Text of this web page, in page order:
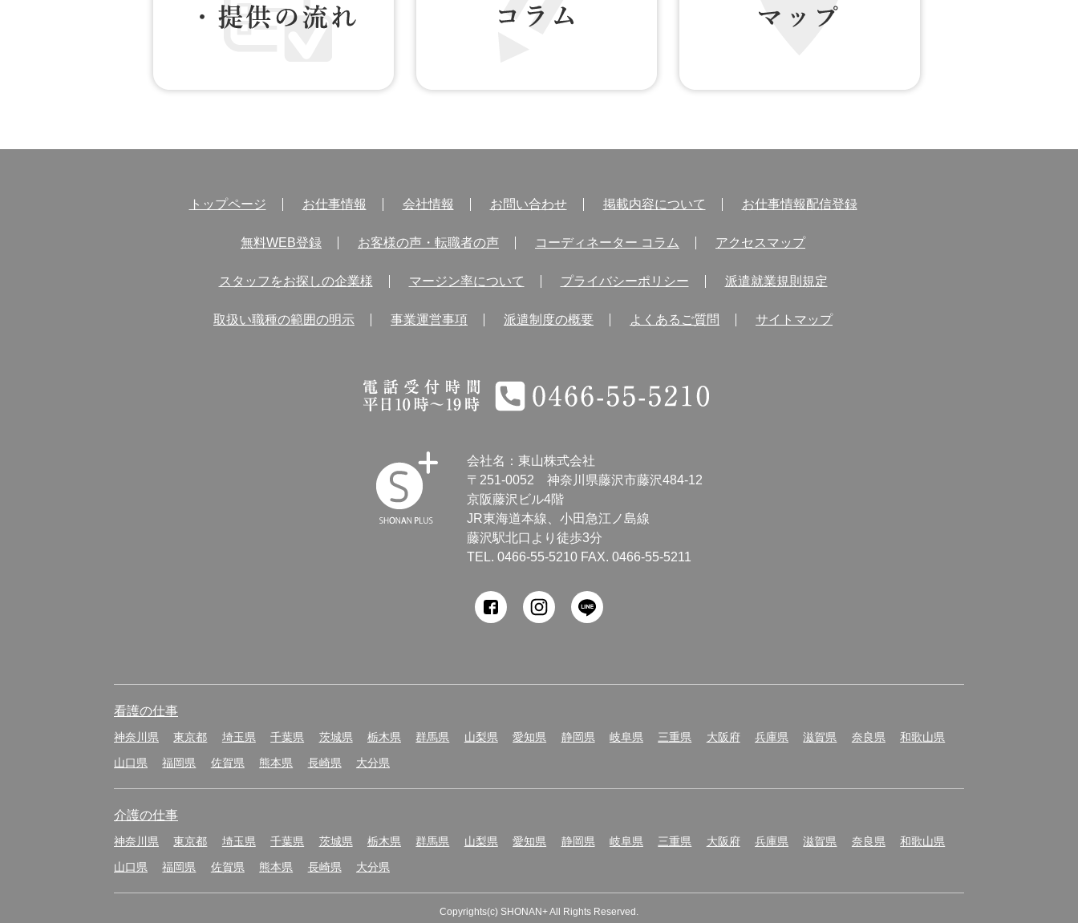
トップページ お仕事情報 会社情報 お問い合わせ 掲載内容について お仕事情報配信登録
無料WEB登録 お客様の声・転職者の声 コーディネーター コラム アクセスマップ
スタッフをお探しの企業様 マージン率について プライバシーポリシー 派遣就業規則規定
取扱い職種の範囲の明示 事業運営事項 派遣制度の概要 よくあるご質問 サイトマップ
会社名：東山株式会社
〒251-0052 神奈川県藤沢市藤沢484-12
京阪藤沢ビル4階
JR東海道本線、小田急江ノ島線
藤沢駅北口より徒歩3分
TEL. 0466-55-5210 FAX. 0466-55-5211
看護の仕事
神奈川県 東京都 埼玉県 千葉県 茨城県 栃木県 群馬県 山梨県 愛知県 静岡県 岐阜県 三重県 大阪府 兵庫県 滋賀県 奈良県
和歌山県
山口県
福岡県 佐賀県 熊本県 長崎県 大分県
介護の仕事
神奈川県 東京都 埼玉県 千葉県 茨城県 栃木県 群馬県 山梨県 愛知県 静岡県 岐阜県 三重県 大阪府 兵庫県 滋賀県 奈良県
和歌山県
山口県
福岡県 佐賀県 熊本県 長崎県 大分県
Copyrights(c) SHONAN+ All Rights Reserved.